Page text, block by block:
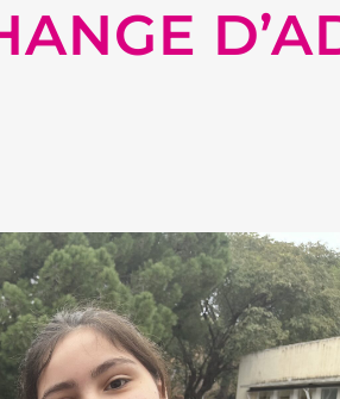
LFB
–
LA MATERNELLE
FOURNITURES
LE COLLÈGE
LES PARCOURS LES